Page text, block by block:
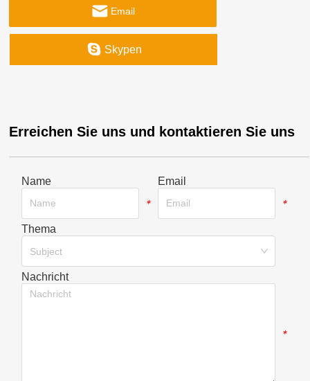
Email
Skypen
Erreichen Sie uns und kontaktieren Sie uns
Name
*
Email
*
Thema
Subject
Nachricht
*